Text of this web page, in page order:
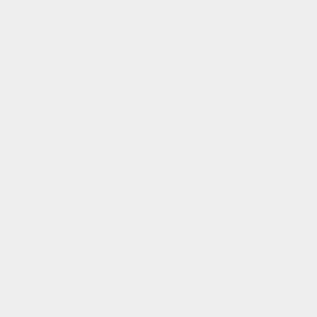
Obchod doporučuji, velmi rychlé dodání. I když me batoh nesedl na